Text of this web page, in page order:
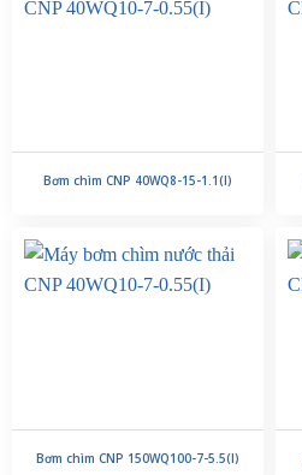
Bơm chìm CNP 40WQ8-15-1.1(I)
Bơm chìm CNP 150WQ100-7-5.5(I)